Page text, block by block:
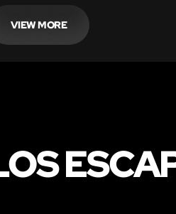
en un lugar inquietante.
VIEW MORE